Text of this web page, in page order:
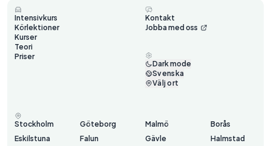
Intensivkurs
Körlektioner
Kurser
Teori
Priser
Kontakt
Jobba med oss
Dark mode
Svenska
Välj ort
Stockholm Göteborg Malmö
Borås
Eskilstuna
Falun Gävle
Halmstad